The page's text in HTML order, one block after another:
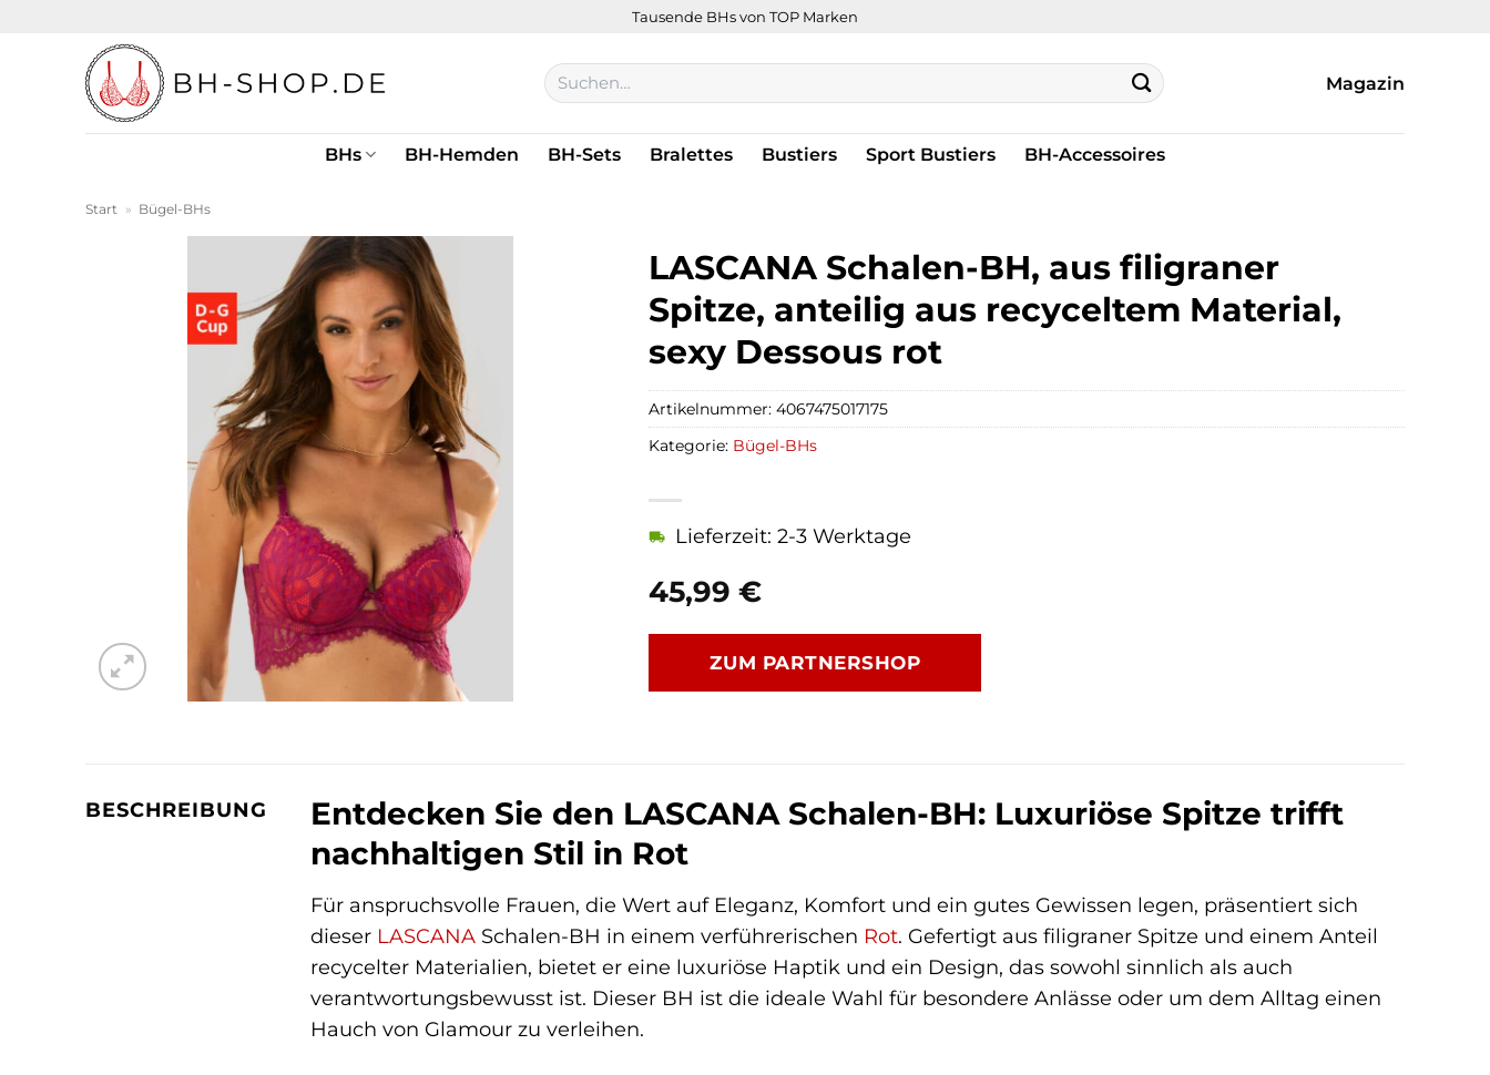
springen
Tausende BHs von TOP Marken
Suchen
nach:
Magazin
BHs BH-Hemden BH-Sets Bralettes Bustiers Sport Bustiers BH-Accessoires
Start » Bügel-BHs
LASCANA Schalen-BH, aus filigraner
Spitze, anteilig aus recyceltem Material,
sexy Dessous rot
45,99€
Lieferzeit: 2-3 Werktage
ZUM PARTNERSHOP
Artikelnummer:4067475017175
Kategorie: Bügel-BHs
BESCHREIBUNG
Entdecken Sie den LASCANA Schalen-BH: Luxuriöse Spitze trifft
nachhaltigen Stil in Rot
Für anspruchsvolle Frauen, die Wert auf Eleganz, Komfort und ein gutes Gewissen legen, präsentiert sich
dieser LASCANA Schalen-BH in einem verführerischen Rot. Gefertigt aus filigraner Spitze und einem Anteil
recycelter Materialien, bietet er eine luxuriöse Haptik und ein Design, das sowohl sinnlich als auch
verantwortungsbewusst ist. Dieser BH ist die ideale Wahl für besondere Anlässe oder um dem Alltag einen
Hauch von Glamour zu verleihen.